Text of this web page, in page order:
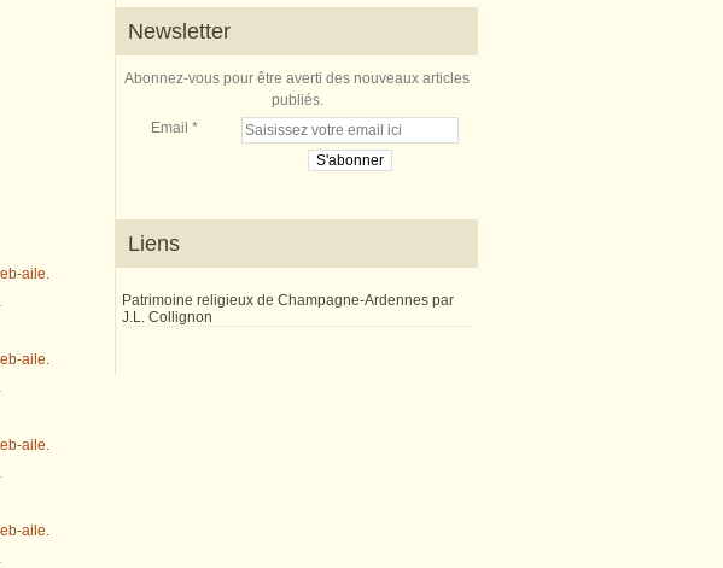
Newsletter
Abonnez-vous pour être averti des nouveaux articles
publiés.
Email
Liens
Patrimoine religieux de Champagne-Ardennes par
J.L. Collignon